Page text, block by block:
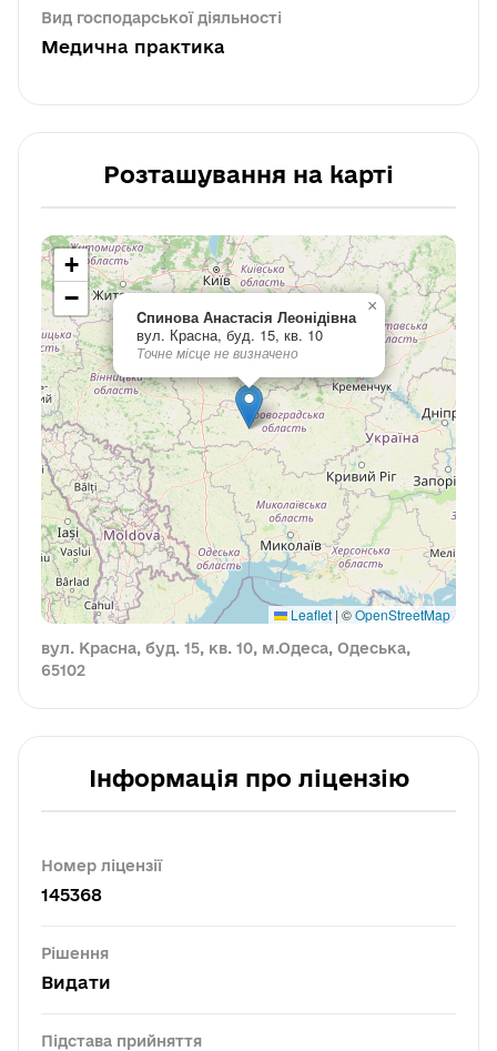
Вид господарської діяльності
Медична практика
Розташування на карті
Cпинова Анастасія Леонідівна
вул. Красна, буд. 15, кв. 10
Точне місце не визначено
×
+
−
Leaflet | ©OpenStreetMap
вул. Красна, буд. 15, кв. 10, м.Одеса, Одеська,
65102
Інформація про ліцензію
Номер ліцензії
145368
Рішення
Видати
Підстава прийняття